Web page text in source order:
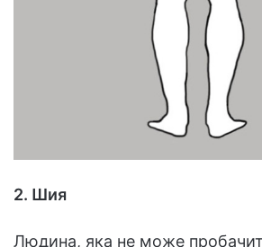
2. Шия
Людина, яка не може